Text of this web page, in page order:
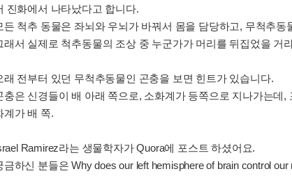
진화에서 나타났다고 합니다.
든 척추 동물은 좌뇌와 우뇌가 바꿔서 몸을 담당하고, 무척추동
래서 실제로 척추동물의 조상 중 누군가가 머리를 뒤집었을 거
래 전부터 있던 무척추동물인 곤충을 보면 힌트가 있습니다.
충은 신경들이 배 아래 쪽으로, 소화계가 등쪽으로 지나가는데
계가 배 쪽.
Ramirez라는 생물학자가 Quora에 포스트 하셨어요.
금하신 분들은 Why does our left hemisphere of brain control